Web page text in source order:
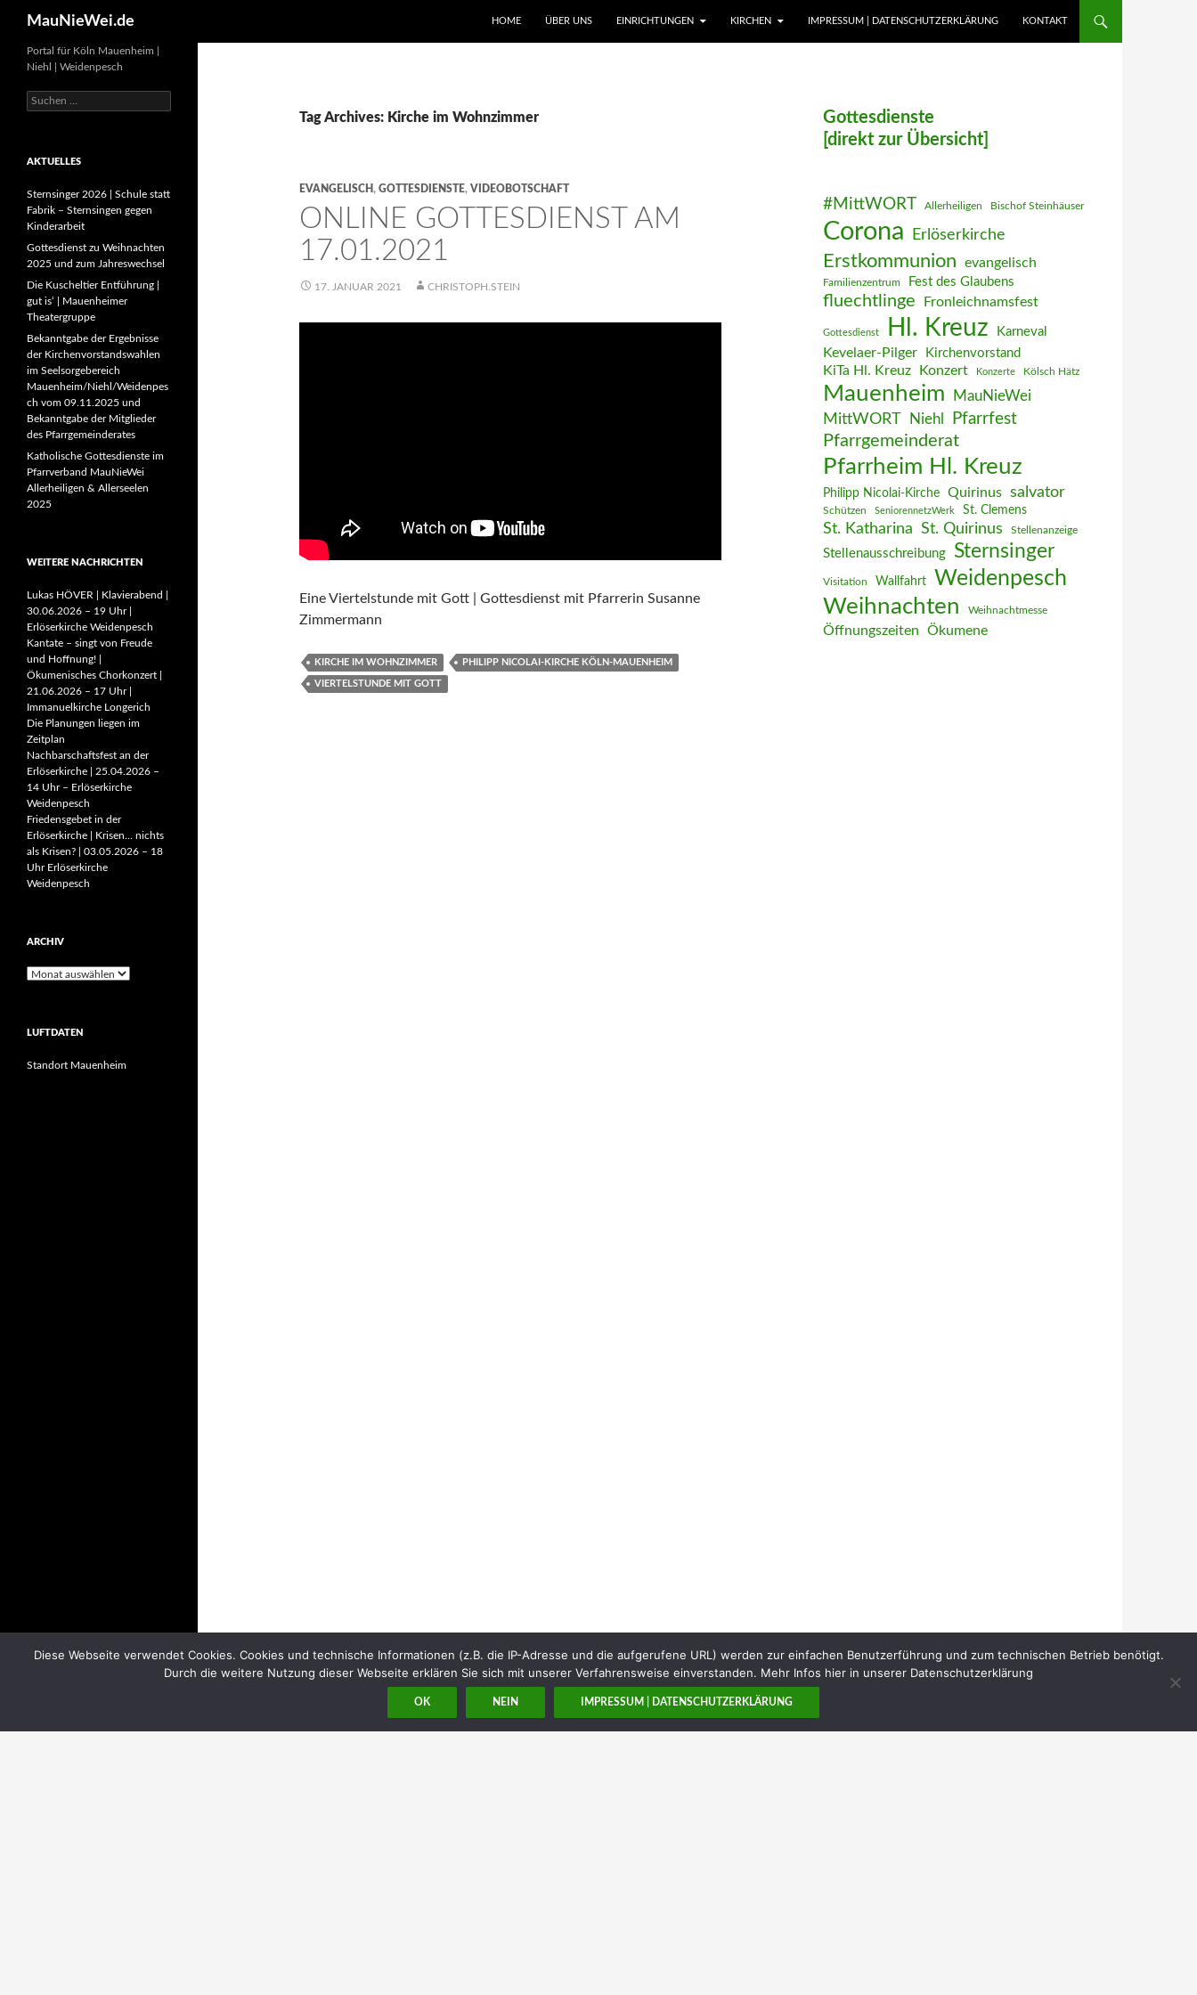
MauNieWei.de
HOME
ÜBER UNS EINRICHTUNGEN KIRCHEN IMPRESSUM | DATENSCHUTZERKLÄRUNG KONTAKT
Tag Archives: Kirche im Wohnzimmer
EVANGELISCH, GOTTESDIENSTE, VIDEOBOTSCHAFT
ONLINE GOTTESDIENST AM
17.01.2021
17. JANUAR 2021 CHRISTOPH.STEIN
Eine Viertelstunde mit Gott | Gottesdienst mit Pfarrerin Susanne
Zimmermann
KIRCHE IM WOHNZIMMER PHILIPP NICOLAI-KIRCHE KÖLN-MAUENHEIM
VIERTELSTUNDE MIT GOTT
Gottesdienste
[direkt zur Übersicht]
#MittWORT Allerheiligen Bischof Steinhäuser
Corona Erlöserkirche
Erstkommunion evangelisch
Familienzentrum Fest des Glaubens
fluechtlinge Fronleichnamsfest
Gottesdienst Hl. Kreuz Karneval
Kevelaer-Pilger Kirchenvorstand
KiTa Hl. Kreuz Konzert Konzerte Kölsch Hätz
Mauenheim MauNieWei
MittWORT Niehl Pfarrfest
Pfarrgemeinderat
Pfarrheim Hl. Kreuz
Philipp Nicolai-Kirche Quirinus salvator
Schützen SeniorennetzWerk St. Clemens
St. Katharina St. Quirinus Stellenanzeige
Stellenausschreibung Sternsinger
Visitation Wallfahrt Weidenpesch
Weihnachten Weihnachtmesse
Öffnungszeiten Ökumene
Portal für Köln Mauenheim |
Niehl | Weidenpesch
Suchen
nach:
AKTUELLES
Sternsinger 2026 | Schule statt
Fabrik – Sternsingen gegen
Kinderarbeit
Gottesdienst zu Weihnachten
2025 und zum Jahreswechsel
Die Kuscheltier Entführung |
gut is‘ | Mauenheimer
Theatergruppe
Bekanntgabe der Ergebnisse
der Kirchenvorstandswahlen
im Seelsorgebereich
Mauenheim/Niehl/Weidenpes
ch vom 09.11.2025 und
Bekanntgabe der Mitglieder
des Pfarrgemeinderates
Katholische Gottesdienste im
Pfarrverband MauNieWei
Allerheiligen & Allerseelen
2025
WEITERE NACHRICHTEN
Lukas HÖVER | Klavierabend |
30.06.2026 – 19 Uhr |
Erlöserkirche Weidenpesch
Kantate – singt von Freude
und Hoffnung! |
Ökumenisches Chorkonzert |
21.06.2026 – 17 Uhr |
Immanuelkirche Longerich
Die Planungen liegen im
Zeitplan
Nachbarschaftsfest an der
Erlöserkirche | 25.04.2026 –
14 Uhr – Erlöserkirche
Weidenpesch
Friedensgebet in der
Erlöserkirche | Krisen… nichts
als Krisen? | 03.05.2026 – 18
Uhr Erlöserkirche
Weidenpesch
ARCHIV
Archiv
LUFTDATEN
Standort Mauenheim
Diese Webseite verwendet Cookies. Cookies und technische Informationen (z.B. die IP-Adresse und die aufgerufene URL) werden zur einfachen Benutzerführung und zum technischen Betrieb benötigt.
Durch die weitere Nutzung dieser Webseite erklären Sie sich mit unserer Verfahrensweise einverstanden. Mehr Infos hier in unserer Datenschutzerklärung
OK NEIN IMPRESSUM | DATENSCHUTZERKLÄRUNG